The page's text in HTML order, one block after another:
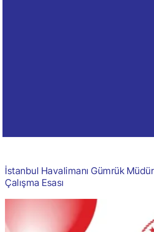
İstanbul Havalimanı Gümrük
Çalışma Esası